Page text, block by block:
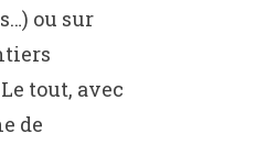
ou sur
tout, avec
de